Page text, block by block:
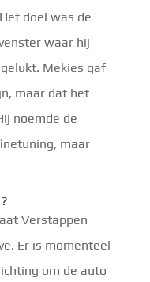
doel was de
waar hij
Mekies gaf
maar dat het
noemde de
maar
Verstappen
Er is momenteel
om de auto